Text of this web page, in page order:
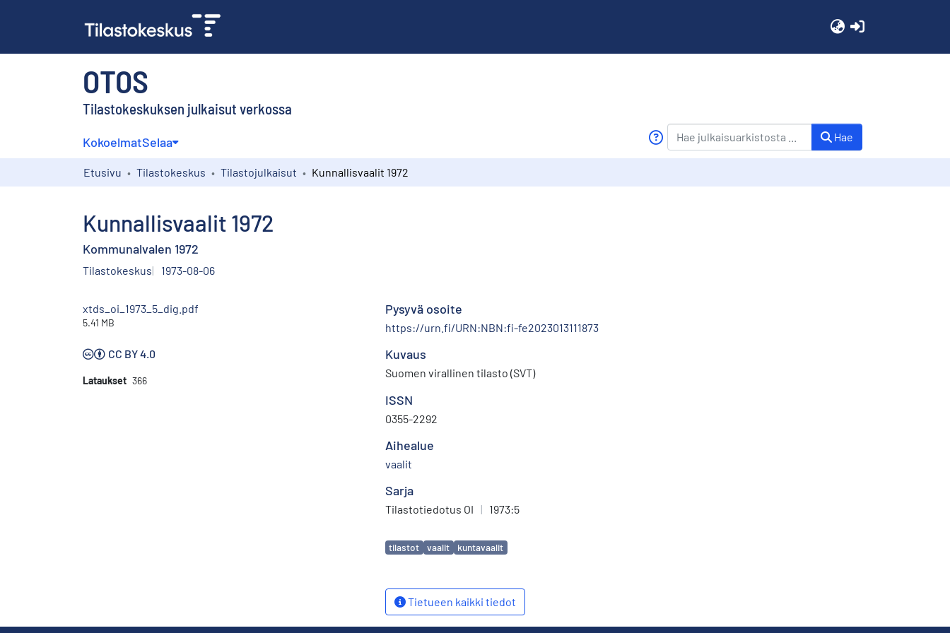
OTOS
Tilastokeskuksen julkaisut verkossa
KokoelmatSelaa Hae
Etusivu Tilastokeskus Tilastojulkaisut Kunnallisvaalit 1972
Kunnallisvaalit 1972
Kommunalvalen 1972
Tilastokeskus 1973-08-06
xtds_oi_1973_5_dig.pdf
5.41 MB
CC BY 4.0
Lataukset 366
Pysyvä osoite
https://urn.fi/URN:NBN:fi-fe2023013111873
Kuvaus
Suomen virallinen tilasto (SVT)
ISSN
0355-2292
Aihealue
vaalit
Sarja
Tilastotiedotus OI | 1973:5
Avainsanat
tilastot vaalit kuntavaalit
Tietueen kaikki tiedot